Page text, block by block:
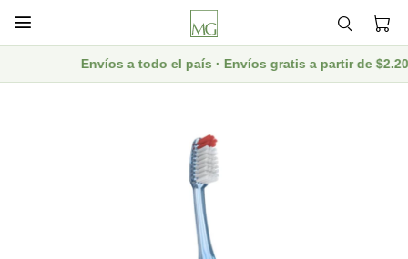

Envíos a todo el país · Envíos gratis a partir de